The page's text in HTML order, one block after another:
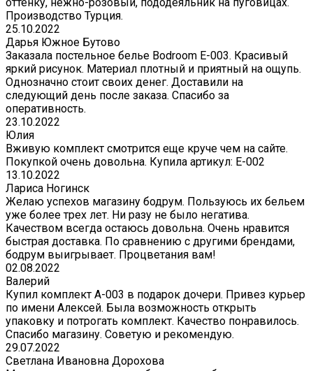
оттенку, нежно-розовый, пододеяльник на пуговицах.
Производство Турция.
25.10.2022
Дарья Южное Бутово
Заказала постельное белье Bodroom E-003. Красивый
яркий рисунок. Материал плотный и приятный на ощупь.
Однозначно стоит своих денег. Доставили на
следующий день после заказа. Спасибо за
оперативность.
23.10.2022
Юлия
Вживую комплект смотрится еще круче чем на сайте.
Покупкой очень довольна. Купила артикул: E-002
13.10.2022
Лариса Ногинск
Желаю успехов магазину бодрум. Пользуюсь их бельем
уже более трех лет. Ни разу не было негатива.
Качеством всегда остаюсь довольна. Очень нравится
быстрая доставка. По сравнению с другими брендами,
бодрум выигрывает. Процветания вам!
02.08.2022
Валерий
Купил комплект A-003 в подарок дочери. Привез курьер
по имени Алексей. Была возможность открыть
упаковку и потрогать комплект. Качество понравилось.
Спасибо магазину. Советую и рекомендую.
29.07.2022
Светлана Ивановна Дорохова